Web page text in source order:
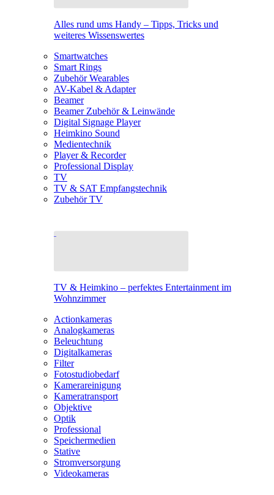
Alles rund ums Handy – Tipps, Tricks und
weiteres Wissenswertes
Smartwatches
Smart Rings
Zubehör Wearables
AV-Kabel & Adapter
Beamer
Beamer Zubehör & Leinwände
Digital Signage Player
Heimkino Sound
Medientechnik
Player & Recorder
Professional Display
TV
TV & SAT Empfangstechnik
Zubehör TV
TV & Heimkino – perfektes Entertainment im
Wohnzimmer
Actionkameras
Analogkameras
Beleuchtung
Digitalkameras
Filter
Fotostudiobedarf
Kamerareinigung
Kameratransport
Objektive
Optik
Professional
Speichermedien
Stative
Stromversorgung
Videokameras